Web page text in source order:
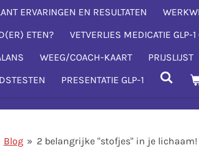
ERVARINGEN EN RESULTATEN
ETEN?
VETVERLIES MEDICATIE GLP-1
WEEG/COACH-KAART PRIJSLIJST
PRESENTATIE GLP-1
Blog » 2 belangrijke "stofjes" in je lichaam!